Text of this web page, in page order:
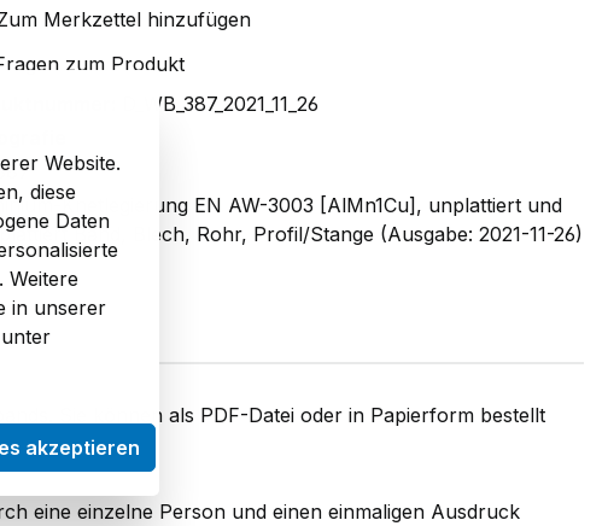
Merkzettel hinzufügen
zum Produkt
D_WB_387_2021_11_26
Knetlegierung EN AW-3003 [AlMn1Cu], unplattiert und
Band, Blech, Rohr, Profil/Stange (Ausgabe: 2021-11-26)
Sie können als PDF-Datei oder in Papierform bestellt
eine einzelne Person und einen einmaligen Ausdruck
Website.
diese
Daten
Weitere
in unserer
akzeptieren